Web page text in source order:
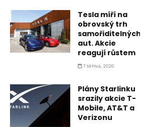
Tesla míří na
obrovský trh
samořiditelných
aut. Akcie
reagují růstem
7 SRPNA, 2026
Plány Starlinku
srazily akcie T-
Mobile, AT&T a
Verizonu